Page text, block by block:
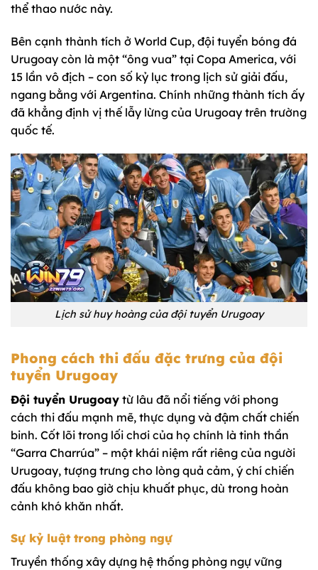
thể thao nước này.
Bên cạnh thành tích ở World Cup, đội tuyển bóng đá
Urugoay còn là một “ông vua” tại Copa America, với
15 lần vô địch – con số kỷ lục trong lịch sử giải đấu,
ngang bằng với Argentina. Chính những thành tích ấy
đã khẳng định vị thế lẫy lừng của Urugoay trên trường
quốc tế.
Lịch sử huy hoàng của đội tuyển Urugoay
Phong cách thi đấu đặc trưng của đội
tuyển Urugoay
Đội tuyển Urugoay từ lâu đã nổi tiếng với phong
cách thi đấu mạnh mẽ, thực dụng và đậm chất chiến
binh. Cốt lõi trong lối chơi của họ chính là tinh thần
“Garra Charrúa” – một khái niệm rất riêng của người
Urugoay, tượng trưng cho lòng quả cảm, ý chí chiến
đấu không bao giờ chịu khuất phục, dù trong hoàn
cảnh khó khăn nhất.
Sự kỷ luật trong phòng ngự
Truyền thống xây dựng hệ thống phòng ngự vững